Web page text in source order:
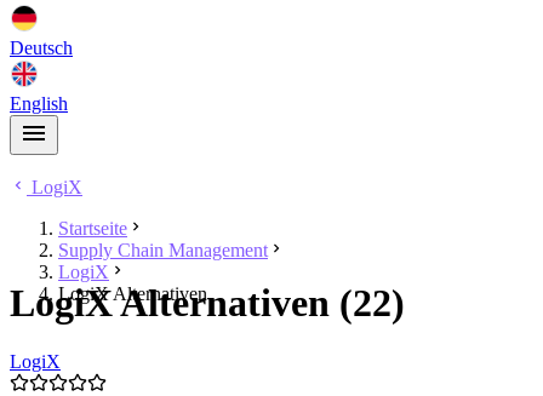
Deutsch
English
LogiX
Startseite
Supply Chain Management
LogiX
LogiX Alternativen
LogiX Alternativen (22)
LogiX